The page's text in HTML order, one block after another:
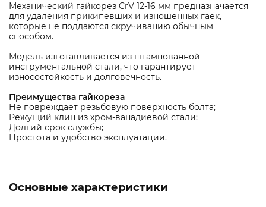
Механический гайкорез CrV 12-16 мм предназначается
для удаления прикипевших и изношенных гаек,
которые не поддаются скручиванию обычным
способом.
Модель изготавливается из штампованной
инструментальной стали, что гарантирует
износостойкость и долговечность.
Преимущества гайкореза
Не повреждает резьбовую поверхность болта;
Режущий клин из хром-ванадиевой стали;
Долгий срок службы;
Простота и удобство эксплуатации.
Основные характеристики